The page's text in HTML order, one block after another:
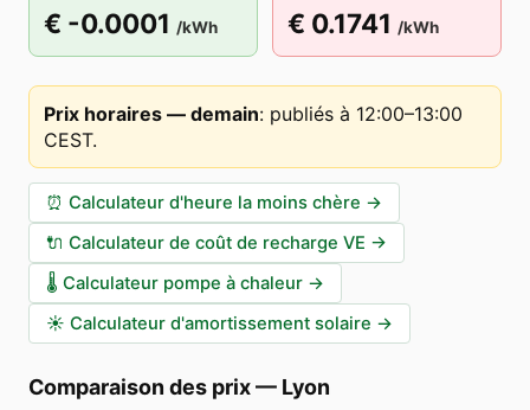
€ -0.0001 /kWh € 0.1741 /kWh
Prix horaires — demain: publiés à 12:00–13:00
CEST.
⏰ Calculateur d'heure la moins chère →
🔌 Calculateur de coût de recharge VE →
🌡️ Calculateur pompe à chaleur →
☀️ Calculateur d'amortissement solaire →
Comparaison des prix— Lyon